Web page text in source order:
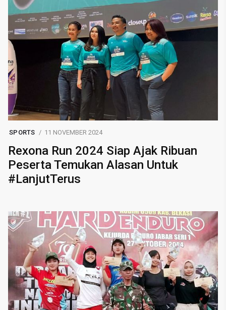
SPORTS 11 NOVEMBER 2024
Rexona Run 2024 Siap Ajak Ribuan
Peserta Temukan Alasan Untuk
#LanjutTerus